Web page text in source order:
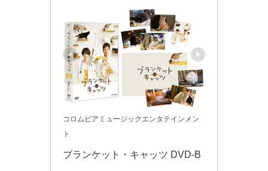
コロムビアミュージックエンタテインメン
ト
ブランケット・キャッツ DVD-B